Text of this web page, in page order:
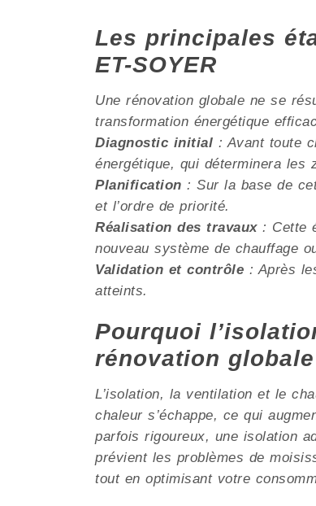
Les principales
ET-SOYER
Une rénovation globale ne se
transformation énergétique
Diagnostic initial : Avant toute
énergétique, qui déterminera les
Planification : Sur la base de
et l’ordre de priorité.
Réalisation des travaux: Cette
nouveau système de chauffage
Validation et contrôle : Après
atteints.
Pourquoi
rénovation globale
L’isolation, la ventilation et le
chaleur s’échappe, ce qui
parfois rigoureux, une isolation
prévient les problèmes de
tout en optimisant votre